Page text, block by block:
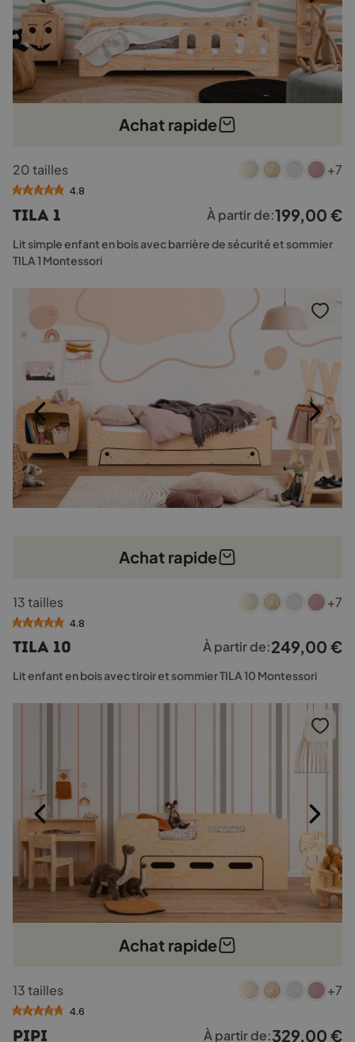
Achat rapide
produit
a
variations.
Les
options
peuvent
être
sur
la
du
produit
20 tailles +7
4.8
TILA 1 À partir de:199,00 €
Lit simple enfant en bois avec barrière de sécurité et sommier
TILA 1 Montessori
Achat rapide
produit
a
variations.
Les
peuvent
page
produit
13 tailles +7
4.8
TILA 10 À partir de:249,00 €
Lit enfant en bois avec tiroir et sommier TILA 10 Montessori
Achat rapide
produit
a
13 tailles +7
4.6
PIPI À partir de:329,00 €